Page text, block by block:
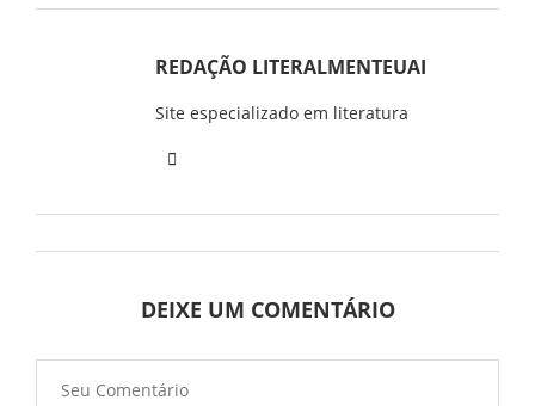
REDAÇÃO LITERALMENTEUAI
Site especializado em literatura
DEIXE UM COMENTÁRIO